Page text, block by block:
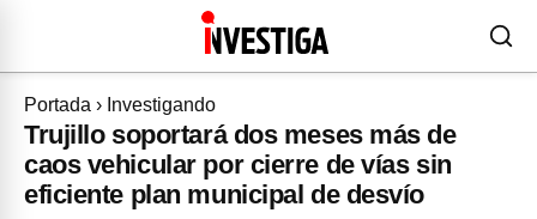
Portada › Investigando
Trujillo soportará dos meses más de
caos vehicular por cierre de vías sin
eficiente plan municipal de desvío